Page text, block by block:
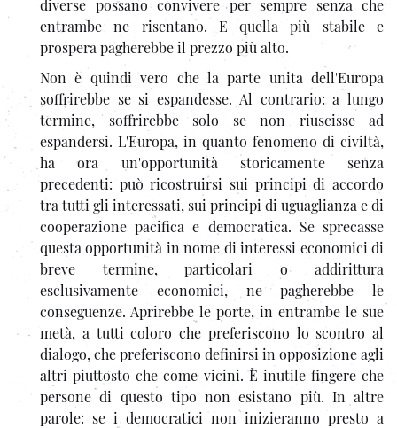
diverse possano convivere per sempre senza che
entrambe ne risentano. E quella più stabile e
prospera pagherebbe il prezzo più alto.
Non è quindi vero che la parte unita dell'Europa
soffrirebbe se si espandesse. Al contrario: a lungo
termine, soffrirebbe solo se non riuscisse ad
espandersi. L'Europa, in quanto fenomeno di civiltà,
ha ora un'opportunità storicamente senza
precedenti: può ricostruirsi sui principi di accordo
tra tutti gli interessati, sui principi di uguaglianza e di
cooperazione pacifica e democratica. Se sprecasse
questa opportunità in nome di interessi economici di
breve termine, particolari o addirittura
esclusivamente economici, ne pagherebbe le
conseguenze. Aprirebbe le porte, in entrambe le sue
metà, a tutti coloro che preferiscono lo scontro al
dialogo, che preferiscono definirsi in opposizione agli
altri piuttosto che come vicini. È inutile fingere che
persone di questo tipo non esistano più. In altre
parole: se i democratici non inizieranno presto a